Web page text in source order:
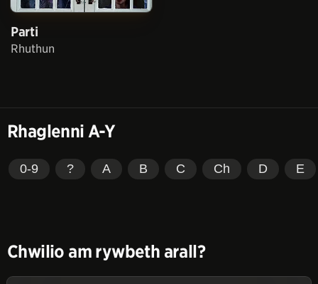
Parti
Rhuthun
Rhaglenni A-Y
0-9 ? A B C Ch D E
Chwilio am rywbeth arall?